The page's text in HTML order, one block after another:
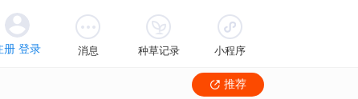
消息 种草记录 小程序
推荐